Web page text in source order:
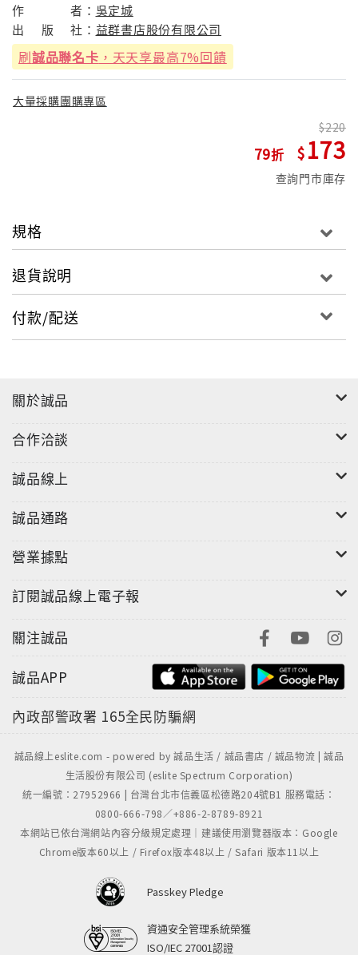
作 者： 吳定城
出
版 社： 益群書店股份有限公司
刷誠品聯名卡 ，天天享最高7%回饋
大量採購團購專區
79
220
173
查詢門市庫存
規格
退貨說明
付款/配送
關於誠品
合作洽談
誠品線上
誠品通路
營業據點
訂閱誠品線上電子報
關注誠品
誠品APP
內政部警政署 165全民防騙網
誠品線上eslite.com - powered by 誠品生活 / 誠品書店 / 誠品物流 | 誠品
生活股份有限公司 (eslite Spectrum Corporation)
統一編號：27952966 | 台灣台北市信義區松德路204號B1 服務電話：
0800-666-798／+886-2-8789-8921
本網站已依台灣網站內容分級規定處理｜建議使用瀏覽器版本：Google
Chrome版本60以上 / Firefox版本48以上 / Safari 版本11以上
Passkey Pledge
資通安全管理系統榮獲
ISO/IEC 27001認證